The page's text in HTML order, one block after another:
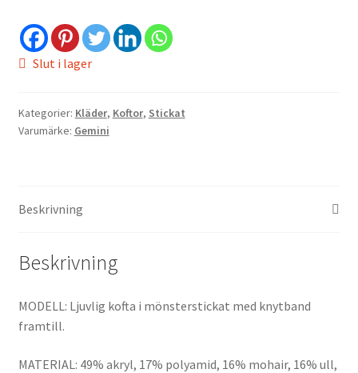
Slut i lager
Kategorier: Kläder, Koftor, Stickat
Varumärke: Gemini
Beskrivning
Beskrivning
MODELL: Ljuvlig kofta i mönsterstickat med knytband
framtill.
MATERIAL: 49% akryl, 17% polyamid, 16% mohair, 16% ull,